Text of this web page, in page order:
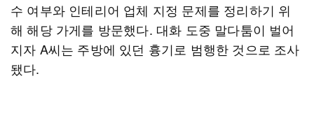
수 여부와 인테리어 업체 지정 문제를 정리하기 위
해 해당 가게를 방문했다. 대화 도중 말다툼이 벌어
지자 A씨는 주방에 있던 흉기로 범행한 것으로 조사
됐다.